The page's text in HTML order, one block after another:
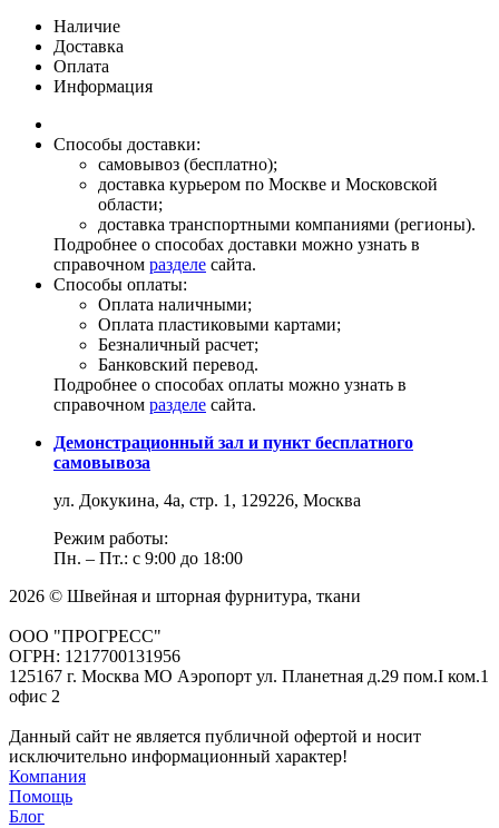
Наличие
Доставка
Оплата
Информация
Способы доставки:
самовывоз (бесплатно);
доставка курьером по Москве и Московской
области;
доставка транспортными компаниями (регионы).
Подробнее о способах доставки можно узнать в
справочном разделе сайта.
Способы оплаты:
Оплата наличными;
Оплата пластиковыми картами;
Безналичный расчет;
Банковский перевод.
Подробнее о способах оплаты можно узнать в
справочном разделе сайта.
Демонстрационный зал и пункт бесплатного
самовывоза
ул. Докукина, 4а, стр. 1, 129226, Москва
Режим работы:
Пн. – Пт.: с 9:00 до 18:00
2026 © Швейная и шторная фурнитура, ткани
ООО "ПРОГРЕСС"
ОГРН: 1217700131956
125167 г. Москва МО Аэропорт ул. Планетная д.29 пом.I ком.1
офис 2
Данный сайт не является публичной офертой и носит
исключительно информационный характер!
Компания
Помощь
Блог